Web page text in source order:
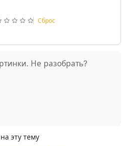
Сброс
Не разобрать?
эту тему